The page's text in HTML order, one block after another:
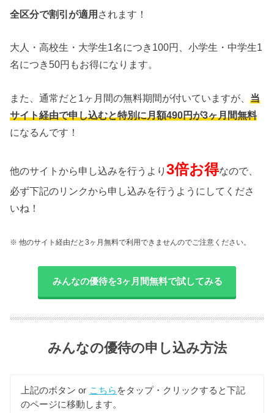
全区分で割引が適用 されます！
大人・高校生・大学生1名につき100円、小学生・中学生1
名につき50円もお得になります。
また、通常だと1ヶ月間の無料期間が付いていますが、 当
サイト経由で申し込むと特別に月額490円が3ヶ月間無料
になるんです！
他のサイトから申し込みを行うより3倍お得なので、
必ず下記のリンクから申し込みを行うようにしてくださ
いね！
※ 他のサイト経由だと3ヶ月無料で利用できませんのでご注意ください。
みんなの優待を3ヶ月間無料で試してみる
みんなの優待の申し込み方法
上記のボタン or こちら をタップ・クリックすると下記
のページに移動します。